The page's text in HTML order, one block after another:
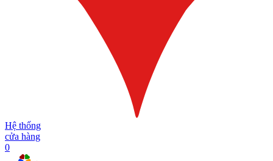
Hệ thống
cửa hàng
0